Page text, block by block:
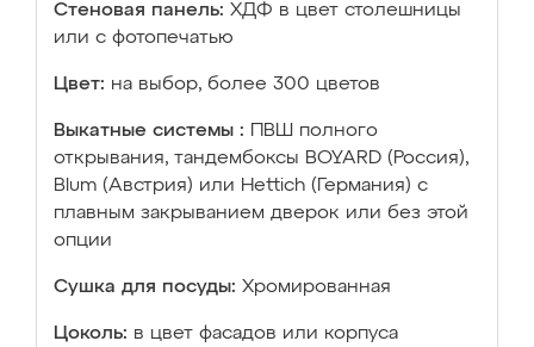
Стеновая панель: ХДФ в цвет столешницы
или с фотопечатью
Цвет: на выбор, более 300 цветов
Выкатные системы :
ПВШ полного
открывания, тандембоксы BOYARD (Россия),
Blum (Австрия) или Hettich (Германия) с
плавным закрыванием дверок или без этой
опции
Сушка для посуды: Хромированная
Цоколь: в цвет фасадов или корпуса